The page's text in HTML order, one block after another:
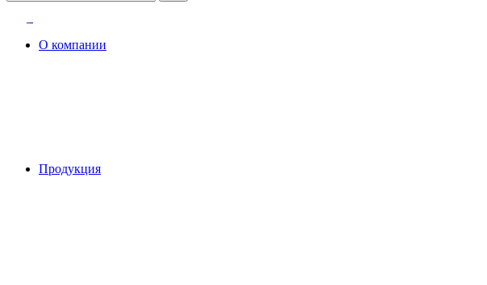
О компании
Продукция